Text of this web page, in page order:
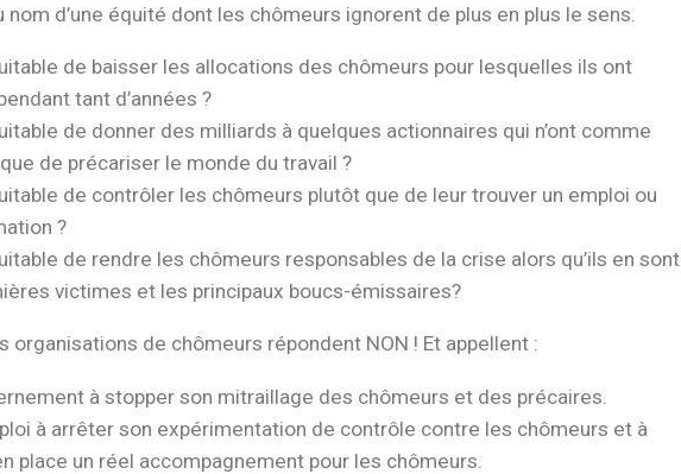
nom d’une équité dont les chômeurs ignorent de plus en plus le sens.
de baisser les allocations des chômeurs pour lesquelles ils ont
tant d’années ?
de donner des milliards à quelques actionnaires qui n’ont comme
de précariser le monde du travail ?
de contrôler les chômeurs plutôt que de leur trouver un emploi ou
?
de rendre les chômeurs responsables de la crise alors qu’ils en sont
victimes et les principaux boucs-émissaires?
organisations de chômeurs répondent NON ! Et appellent :
à stopper son mitraillage des chômeurs et des précaires.
à arrêter son expérimentation de contrôle contre les chômeurs et à
place un réel accompagnement pour les chômeurs.